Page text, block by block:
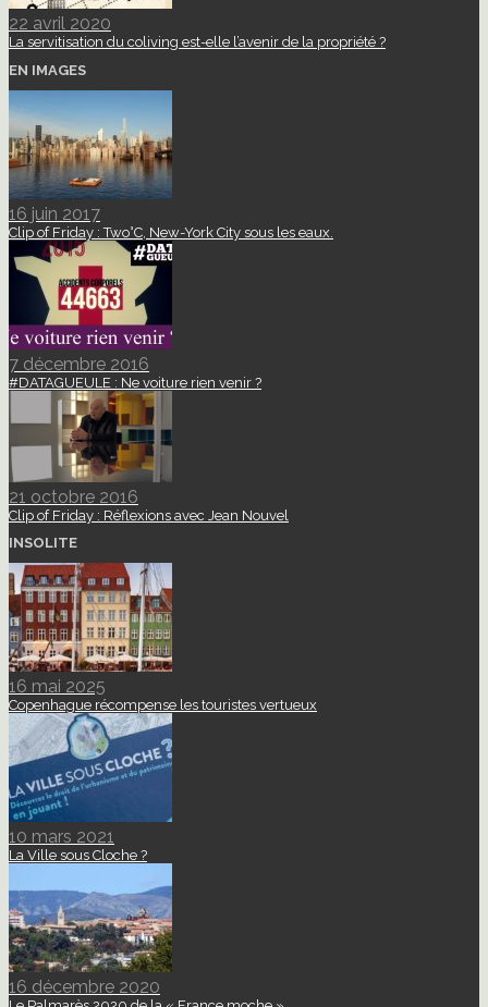
22 avril 2020
La servitisation du coliving est-elle l’avenir de la propriété ?
EN IMAGES
16 juin 2017
Clip of Friday : Two°C, New-York City sous les eaux.
7 décembre 2016
#DATAGUEULE : Ne voiture rien venir ?
21 octobre 2016
Clip of Friday : Réflexions avec Jean Nouvel
INSOLITE
16 mai 2025
Copenhague récompense les touristes vertueux
10 mars 2021
La Ville sous Cloche ?
16 décembre 2020